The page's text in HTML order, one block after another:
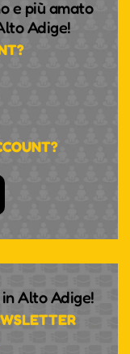
e più amato
Adige!
Alto Adige!